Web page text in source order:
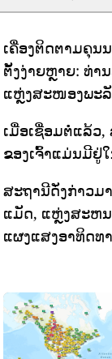
ເຄື່ອງຕິດຕາມຄຸນ
ຕັ້ງງ່າຍຫຼາຍ: ທ່າ
ແຫຼ່ງສະໜອງພະລັ
ເມື່ອເຊື່ອມຕໍ່ແລ້ວ,
ຂອງເຈົ້າແມ່ນມີຢູ່
ສະຖານີດັ່ງກ່າວມ
ແມັດ, ແຫຼ່ງສະຫນ
ແຜງແສງອາທິດທ